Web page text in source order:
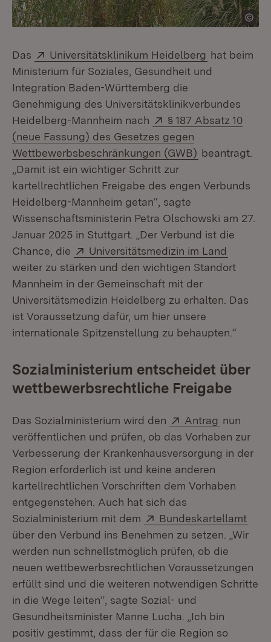
Das Extern:
Universitätsklinikum Heidelberg (Öffnet in
hat beim
Ministerium für Soziales, Gesundheit und
Integration Baden-Württemberg die
Genehmigung des Universitätsklinikverbundes
Heidelberg-Mannheim nach
Extern:
§ 187 Absatz 10
(neue Fassung) des Gesetzes gegen
Wettbewerbsbeschränkungen (GWB) (Öffnet in
beantragt.
„Damit ist ein wichtiger Schritt zur
kartellrechtlichen Freigabe des engen Verbunds
Heidelberg-Mannheim getan“, sagte
Wissenschaftsministerin Petra Olschowski am 27.
Januar 2025 in Stuttgart. „Der Verbund ist die
Chance, die
Extern:
Universitätsmedizin im Land
weiter zu stärken und den wichtigen Standort
Mannheim in der Gemeinschaft mit der
Universitätsmedizin Heidelberg zu erhalten. Das
ist Voraussetzung dafür, um hier unsere
internationale Spitzenstellung zu behaupten.“
Sozialministerium entscheidet über
wettbewerbsrechtliche Freigabe
Das Sozialministerium wird den Extern:
Antrag (Öffnet in
nun
veröffentlichen und prüfen, ob das Vorhaben zur
Verbesserung der Krankenhausversorgung in der
Region erforderlich ist und keine anderen
kartellrechtlichen Vorschriften dem Vorhaben
entgegenstehen. Auch hat sich das
Sozialministerium mit dem
Extern:
Bundeskartellamt
über den Verbund ins Benehmen zu setzen. „Wir
werden nun schnellstmöglich prüfen, ob die
neuen wettbewerbsrechtlichen Voraussetzungen
erfüllt sind und die weiteren notwendigen Schritte
in die Wege leiten“, sagte Sozial- und
Gesundheitsminister Manne Lucha. „Ich bin
positiv gestimmt, dass der für die Region so